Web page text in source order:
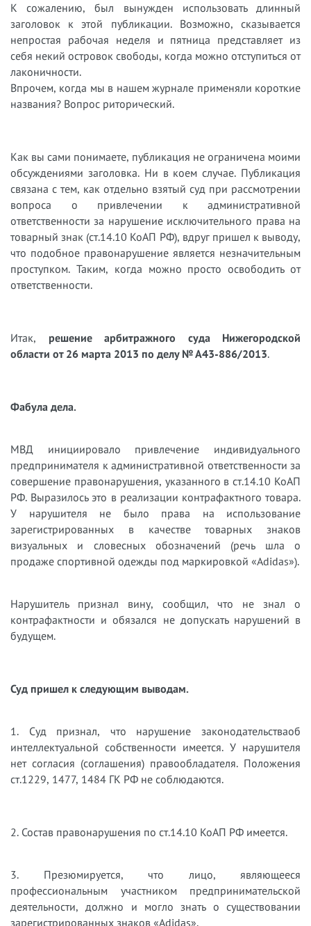
К сожалению, был вынужден использовать длинный
заголовок к этой публикации. Возможно, сказывается
непростая рабочая неделя и пятница представляет из
себя некий островок свободы, когда можно отступиться от
лаконичности.
Впрочем, когда мы в нашем журнале применяли короткие
названия? Вопрос риторический.
Как вы сами понимаете, публикация не ограничена моими
обсуждениями заголовка. Ни в коем случае. Публикация
связана с тем, как отдельно взятый суд при рассмотрении
вопроса о привлечении к административной
ответственности за нарушение исключительного права на
товарный знак (ст.14.10 КоАП РФ), вдруг пришел к выводу,
что подобное правонарушение является незначительным
проступком. Таким, когда можно просто освободить от
ответственности.
Итак, решение арбитражного суда Нижегородской
области от 26 марта 2013 по делу № А43-886/2013.
Фабула дела.
МВД инициировало привлечение индивидуального
предпринимателя к административной ответственности за
совершение правонарушения, указанного в ст.14.10 КоАП
РФ. Выразилось это в реализации контрафактного товара.
У нарушителя не было права на использование
зарегистрированных в качестве товарных знаков
визуальных и словесных обозначений (речь шла о
продаже спортивной одежды под маркировкой «Adidas»).
Нарушитель признал вину, сообщил, что не знал о
контрафактности и обязался не допускать нарушений в
будущем.
Суд пришел к следующим выводам.
1. Суд признал, что нарушение законодательстваоб
интеллектуальной собственности имеется. У нарушителя
нет согласия (соглашения) правообладателя. Положения
ст.1229, 1477, 1484 ГК РФ не соблюдаются.
2. Состав правонарушения по ст.14.10 КоАП РФ имеется.
3. Презюмируется, что лицо, являющееся
профессиональным участником предпринимательской
деятельности, должно и могло знать о существовании
зарегистрированных знаков «Adidas».